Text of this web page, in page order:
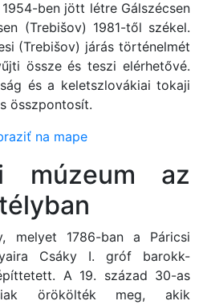
ben jött létre Gálszécsen
(Trebišov) 1981-től székel.
(Trebišov) járás történelmét
össze és teszi elérhetővé.
és a keletszlovákiai tokaji
összpontosít.
na mape
múzeum az
melyet 1786-ban a Páricsi
Csáky I. gróf barokk-
A 19. század 30-as
örökölték meg, akik